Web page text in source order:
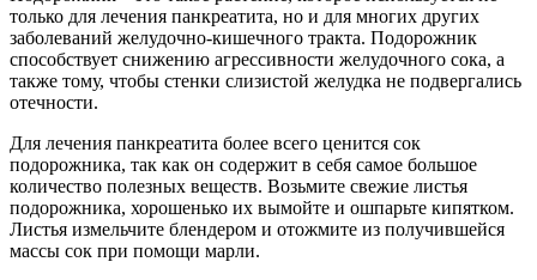
только для лечения панкреатита, но и для многих других
заболеваний желудочно-кишечного тракта. Подорожник
способствует снижению агрессивности желудочного сока, а
также тому, чтобы стенки слизистой желудка не подвергались
отечности.
Для лечения панкреатита более всего ценится сок
подорожника, так как он содержит в себя самое большое
количество полезных веществ. Возьмите свежие листья
подорожника, хорошенько их вымойте и ошпарьте кипятком.
Листья измельчите блендером и отожмите из получившейся
массы сок при помощи марли.